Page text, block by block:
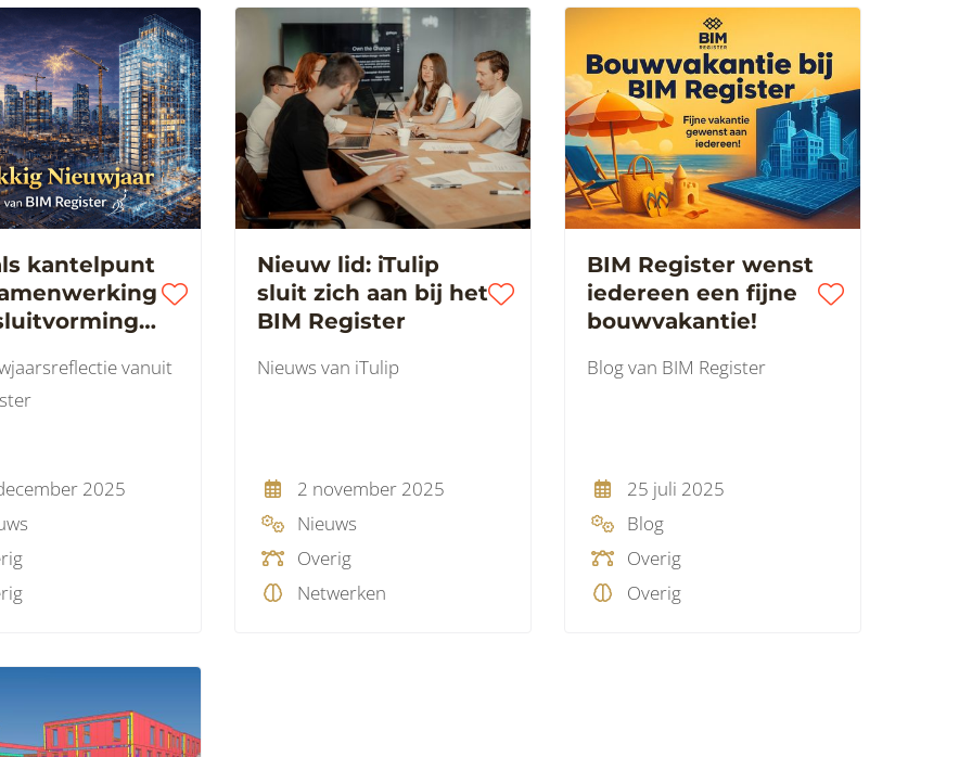
kantelpunt
nieuwjaar!
vanuit
2025
Nieuw lid: iTulip
sluit zich aan bij het
BIM Register
Nieuws van iTulip
2 november 2025
Nieuws
Overig
Netwerken
BIM Register wenst
iedereen een fijne
bouwvakantie!
Blog van BIM Register
25 juli 2025
Blog
Overig
Overig